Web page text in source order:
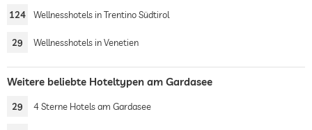
124 Wellnesshotels in Trentino Südtirol
29 Wellnesshotels in Venetien
Weitere beliebte Hoteltypen am Gardasee
29 4 Sterne Hotels am Gardasee